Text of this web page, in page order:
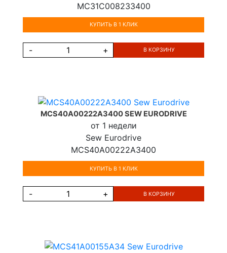
MC31C008233400
КУПИТЬ В 1 КЛИК
- + В КОРЗИНУ
MCS40A00222A3400 SEW EURODRIVE
от 1 недели
Sew Eurodrive
MCS40A00222A3400
КУПИТЬ В 1 КЛИК
- + В КОРЗИНУ